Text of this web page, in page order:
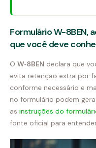
Formulário W-8BEN,
que você deve
O W‑8BEN declara que
evita retenção extra por
conforme necessário e
no formulário podem
as instruções do
fonte oficial para